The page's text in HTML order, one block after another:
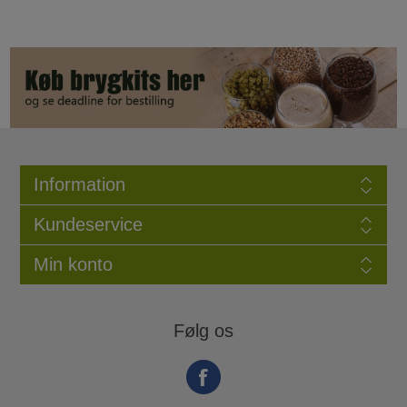
Information
Kundeservice
Min konto
Følg os